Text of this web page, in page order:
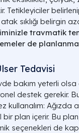
Tetikleyiciler
sıklığı belirgin
travmatik
de
Tedavisi
bakım yeterli
destek gerekir.
kullanalım: Ağızda
plan içerir. Bu
seçenekleri de